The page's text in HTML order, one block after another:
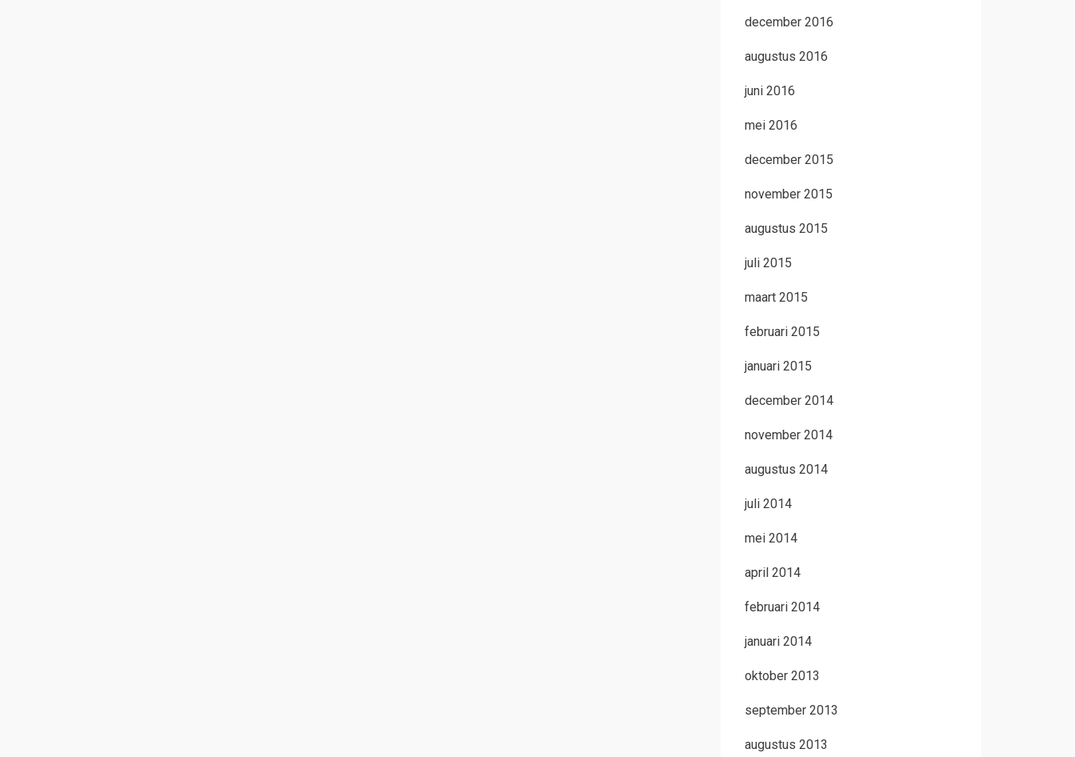
december 2016
augustus 2016
juni 2016
mei 2016
december 2015
november 2015
augustus 2015
juli 2015
maart 2015
februari 2015
januari 2015
december 2014
november 2014
augustus 2014
juli 2014
mei 2014
april 2014
februari 2014
januari 2014
oktober 2013
september 2013
augustus 2013